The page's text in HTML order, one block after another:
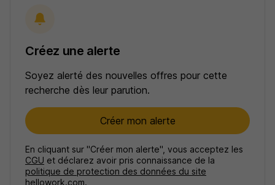
Créez une alerte
Soyez alerté des nouvelles offres pour cette
recherche dès leur parution.
Créer mon alerte
En cliquant sur "Créer mon alerte", vous acceptez les
CGU et déclarez avoir pris connaissance de la
politique de protection des données du site
hellowork.com.